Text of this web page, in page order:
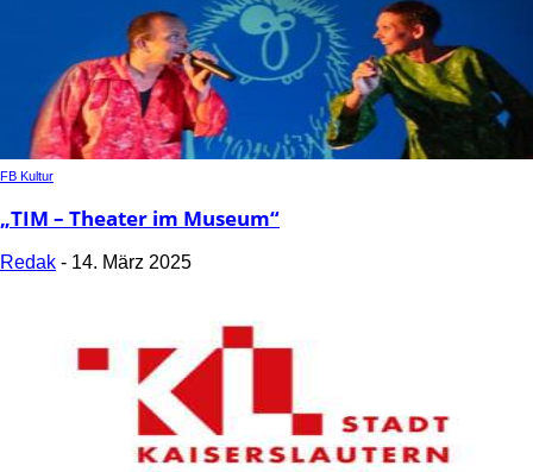
FB Kultur
„TIM – Theater im Museum“
Redak - 14. März 2025